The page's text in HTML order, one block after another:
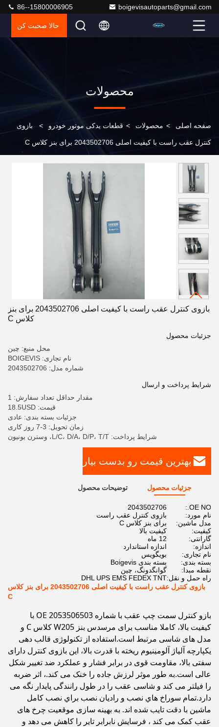
boigevisautoparts@gmail.com
86--15800006905
حالا صحبت کن
محصولات
صفحه اصلی > محصولات > قطعات یدکی موتور خودرو > بازوی
کنترل عقب راست با کیفیت اصلی 2043502706 برای بنز کلاس C
بازوی کنترل عقب راست با کیفیت اصلی 2043502706 برای بنز
کلاس C
جزئیات محصول
محل منبع: چین
نام تجاری: BOIGEVIS
شماره مدل: 2043502706
شرایط پرداخت و ارسال
مقدار حداقل تعداد سفارش: 1
قیمت: 18.5USD
جزئیات بسته بندی: عادی
زمان تحویل: 3-7 روز کاری
شرایط پرداخت: L/C، D/A، D/P، T/T، وسترن یونیون
بهترین قیمت رو بدست بیار
جزئیات محصول توضیحات محصول
OE NO.:
2043502706
نام مورد:
بازوی کنترل عقب راست
مدل ماشین:
برای بنز کلاس C
کیفیت:
کیفیت بالا
گارانتی:
12 ماه
اندازه:
اندازه استاندارد
نام تجاری:
بویگویس
بسته بندی:
بسته بندی Boigevis
نقطه مبدا:
گوانگدونگ، چین
راه حمل و نقل:DHL UPS EMS FEDEX TNT
بازوی کنترل عقب راست با کیفیت اصلی 2043502706 برای بنز کلاس
C
بازو کنترل سمت چپ عقب با شماره OE 2053506503 با
کیفیت بالا، کاملا مناسب برای مرسدس بنز W205 کلاس C و
مدل های شاسی مرتبط است.استفاده از تکنولوژی قالب دهی
یکپارچه آلیاژ آلومینیوم ریخته با قدرت بالا، این بازوی کنترل دارای
سفتی بالا، مقاومت قوی در برابر فشار و عملکرد ضد تغییر شکل
عالی است.به طور موثر لرزش جاده را خنک می کند.، اثر ضربه
را فیلتر می کند و شاسی عقب را در طول رانندگی پایدار نگه می
دارد.تمام سوراخ هاي نصب و راديان نصب براي نصب کامل
ماشين با دقت تايب شده اند. به بهینه سازی موقعیت چرخ های
عقب کمک می کند ، فرسایش نابرابر تایر را کاهش می دهد و